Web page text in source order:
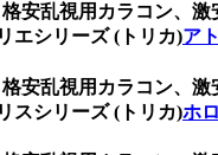
安乱視用カラコン、
エシリーズ (トリカ)ア
安乱視用カラコン、
スシリーズ (トリカ)ホ